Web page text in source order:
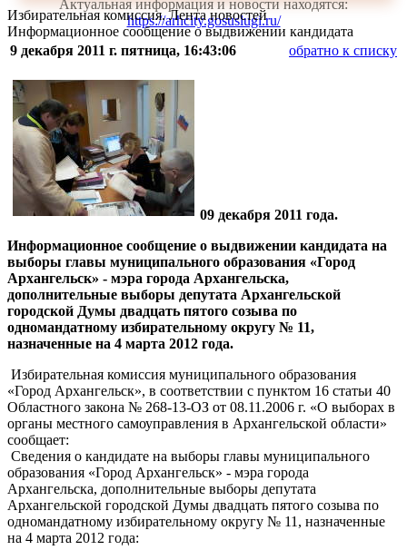
Актуальная информация и новости находятся:
https://arhcity.gosuslugi.ru/
Избирательная комиссия. Лента новостей
Информационное сообщение о выдвижении кандидата
9 декабря 2011 г. пятница, 16:43:06
обратно к списку
09 декабря 2011 года.
Информационное сообщение о выдвижении кандидата на
выборы главы муниципального образования «Город
Архангельск» - мэра города Архангельска,
дополнительные выборы депутата Архангельской
городской Думы двадцать пятого созыва по
одномандатному избирательному округу № 11,
назначенные на 4 марта 2012 года.
Избирательная комиссия муниципального образования
«Город Архангельск», в соответствии с пунктом 16 статьи 40
Областного закона № 268-13-ОЗ от 08.11.2006 г. «О выборах в
органы местного самоуправления в Архангельской области»
сообщает:
Сведения о кандидате на выборы главы муниципального
образования «Город Архангельск» - мэра города
Архангельска, дополнительные выборы депутата
Архангельской городской Думы двадцать пятого созыва по
одномандатному избирательному округу № 11, назначенные
на 4 марта 2012 года: